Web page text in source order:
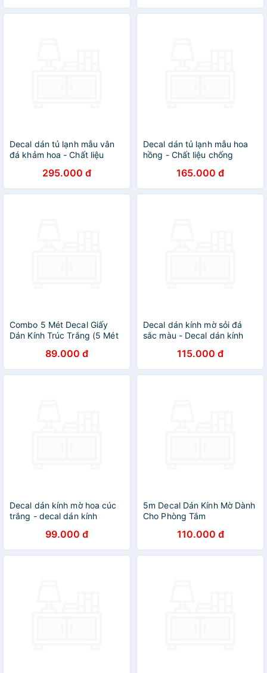
Decal dán tủ lạnh mẫu vân
đá khảm hoa - Chất liệu
mọi loại tủ295.000 đ
Decal dán tủ lạnh mẫu hoa
hồng - Chất liệu chống
165.000 đ
Combo 5 Mét Decal Giấy
Dán Kính Trúc Trắng (5 Mét
89.000 đ
Decal dán kính mờ sỏi đá
sắc màu - Decal dán kính
khách sạn - nhà hàng -
decal dan kinh Binbin DK53
115.000 đ
Decal dán kính mờ hoa cúc
trắng - decal dán kính
khách sạn - DEcal Binbin
DK54
99.000 đ
5m Decal Dán Kính Mờ Dành
Cho Phòng Tắm
110.000 đ